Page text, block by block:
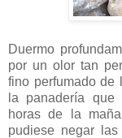
Duermo
por un olor tan
fino perfumado de
la panadería
horas de la
pudiese negar